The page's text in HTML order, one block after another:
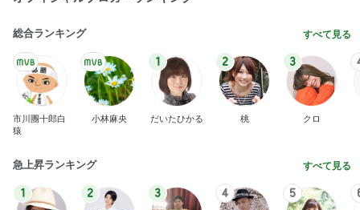
総合ランキング すべて見る
市川團十郎白
猿
小林麻央
1
だいたひかる
2
桃
3
クロ
急上昇ランキング すべて見る
1 2 3 4 5